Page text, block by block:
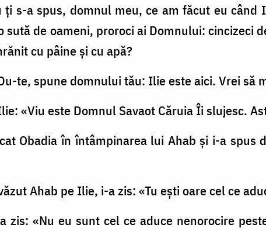
ţi s-a spus, domnul meu, ce am făcut eu
sută de oameni, proroci ai Domnului: cincizeci
cu pâine şi cu apă?
te, spune domnului tău: Ilie este aici. Vrei să
«Viu este Domnul Savaot Căruia Îi slujesc.
Obadia în întâmpinarea lui Ahab şi i-a spus
Ahab pe Ilie, i-a zis: «Tu eşti oare cel ce
zis: «Nu eu sunt cel ce aduce nenorocire